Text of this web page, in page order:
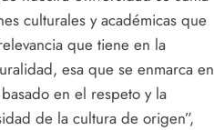
culturales y académicas que
que tiene en la
esa que se enmarca en
en el respeto y la
de la cultura de origen”,